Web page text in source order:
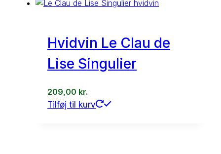
Hvidvin Le Clau de
Lise Singulier
209,00 kr.
Tilføj til kurv